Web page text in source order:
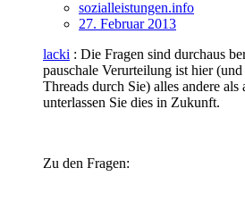
sozialleistungen.info
27. Februar 2013
lacki : Die Fragen sind durchaus
pauschale Verurteilung ist hier
Threads durch Sie) alles andere als
unterlassen Sie dies in Zukunft.
Zu den Fragen: